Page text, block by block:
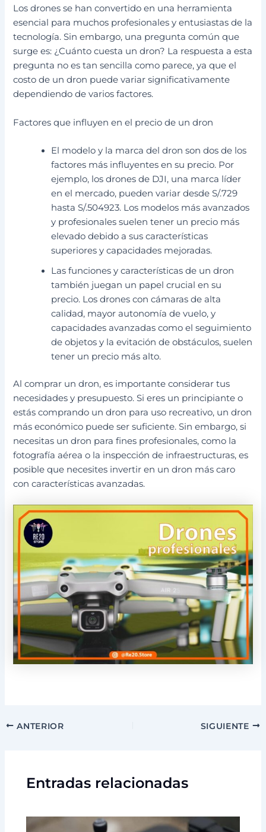
Los drones se han convertido en una herramienta
esencial para muchos profesionales y entusiastas de la
tecnología. Sin embargo, una pregunta común que
surge es: ¿Cuánto cuesta un dron? La respuesta a esta
pregunta no es tan sencilla como parece, ya que el
costo de un dron puede variar significativamente
dependiendo de varios factores.
Factores que influyen en el precio de un dron
El modelo y la marca del dron son dos de los
factores más influyentes en su precio. Por
ejemplo, los drones de DJI, una marca líder
en el mercado, pueden variar desde S/.729
hasta S/.504923. Los modelos más avanzados
y profesionales suelen tener un precio más
elevado debido a sus características
superiores y capacidades mejoradas.
Las funciones y características de un dron
también juegan un papel crucial en su
precio. Los drones con cámaras de alta
calidad, mayor autonomía de vuelo, y
capacidades avanzadas como el seguimiento
de objetos y la evitación de obstáculos, suelen
tener un precio más alto.
Al comprar un dron, es importante considerar tus
necesidades y presupuesto. Si eres un principiante o
estás comprando un dron para uso recreativo, un dron
más económico puede ser suficiente. Sin embargo, si
necesitas un dron para fines profesionales, como la
fotografía aérea o la inspección de infraestructuras, es
posible que necesites invertir en un dron más caro
con características avanzadas.
ANTERIOR SIGUIENTE
Entradas relacionadas